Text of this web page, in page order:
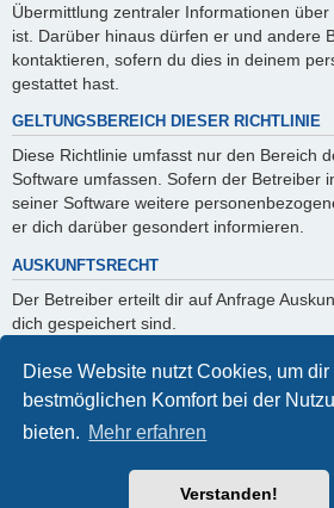
Diese Website nutzt Cookies, um dir
bestmöglichen Komfort bei der
bieten. Mehr erfahren
Verstanden!
Übermittlung zentraler Informationen
ist. Darüber hinaus dürfen er und andere
kontaktieren, sofern du dies in deinem
gestattet hast.
GELTUNGSBEREICH DIESER RICHTLINIE
Diese Richtlinie umfasst nur den Bereich
Software umfassen. Sofern der Betreiber
seiner Software weitere
er dich darüber gesondert informieren.
AUSKUNFTSRECHT
Der Betreiber erteilt dir auf Anfrage
dich gespeichert sind.
Du kannst jederzeit die Löschung bzw.
verlangen. Kontaktiere hierzu bitte den
Powered byphpBB® Forum Software ©